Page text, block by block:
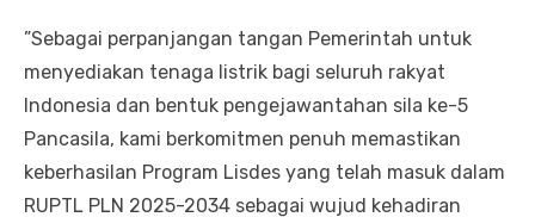
”Sebagai perpanjangan tangan Pemerintah untuk
menyediakan tenaga listrik bagi seluruh rakyat
Indonesia dan bentuk pengejawantahan sila ke-5
Pancasila, kami berkomitmen penuh memastikan
keberhasilan Program Lisdes yang telah masuk dalam
RUPTL PLN 2025-2034 sebagai wujud kehadiran